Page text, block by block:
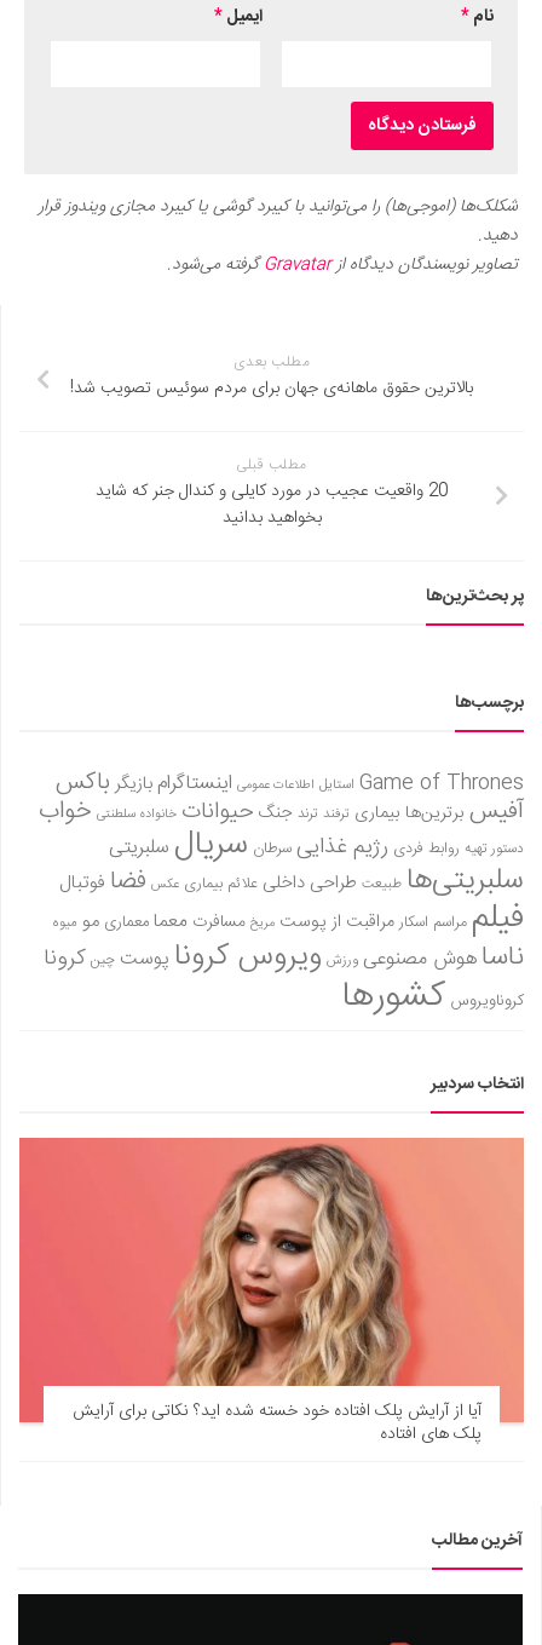
نام* ایمیل*
شکلک‌ها (اموجی‌ها) را می‌توانید با کیبرد گوشی یا کیبرد مجازی ویندوز قرار
دهید.
تصاویر نویسندگان دیدگاه ازGravatarگرفته می‌شود.
مطلب بعدی
بالاترین حقوق ماهانه‌ی جهان برای مردم سوئیس تصویب شد!
مطلب قبلی
20 واقعیت عجیب در مورد کایلی و کندال جنر که شاید
بخواهید بدانید
پر بحث‌ترین‌ها
برچسب‌ها
Game of Thrones استایل اطلاعات عمومی اینستاگرام بازیگر باکس
آفیس برترین‌ها بیماری ترفند ترند جنگ حیوانات خانواده سلطنتی خواب
دستور تهیه روابط فردی رژیم غذاییسرطان سریال سلبریتی
سلبریتی‌ها طبیعت طراحی داخلی علائم بیماری عکس فضا فوتبال
فیلم مراسم اسکارمراقبت از پوست مریخ مسافرت معمامعماری مو میوه
ناساهوش مصنوعی ورزش ویروس کرونا پوست چین کرونا
کروناویروس کشورها
انتخاب سردبیر
آیا از آرایش پلک افتاده خود خسته شده اید؟ نکاتی برای آرایش
پلک های افتاده
آخرین مطالب